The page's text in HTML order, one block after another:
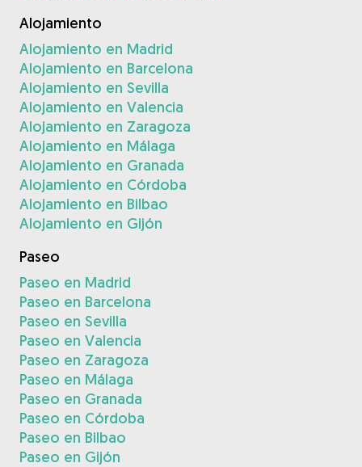
Alojamiento
Alojamiento en Madrid
Alojamiento en Barcelona
Alojamiento en Sevilla
Alojamiento en Valencia
Alojamiento en Zaragoza
Alojamiento en Málaga
Alojamiento en Granada
Alojamiento en Córdoba
Alojamiento en Bilbao
Alojamiento en Gijón
Paseo
Paseo en Madrid
Paseo en Barcelona
Paseo en Sevilla
Paseo en Valencia
Paseo en Zaragoza
Paseo en Málaga
Paseo en Granada
Paseo en Córdoba
Paseo en Bilbao
Paseo en Gijón